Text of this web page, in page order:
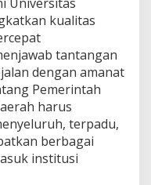
kualitas
tantangan
dengan amanat
Pemerintah
harus
terpadu,
berbagai
institusi